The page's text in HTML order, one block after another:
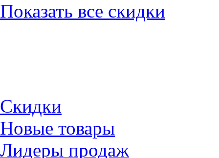
Показать все скидки
Скидки
Новые товары
Лидеры продаж